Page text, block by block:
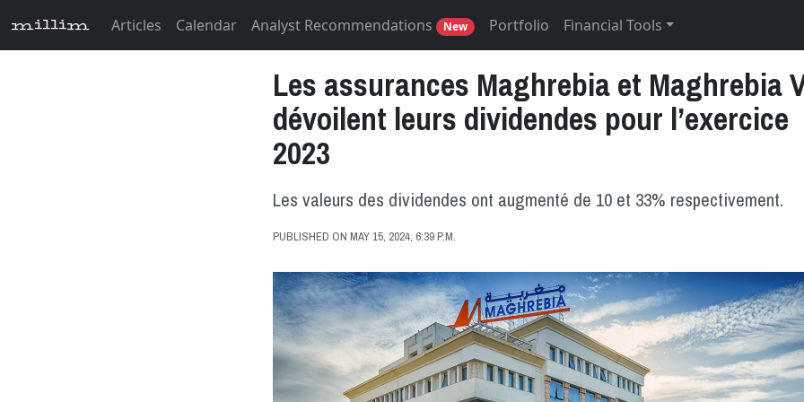
millim Articles Calendar Analyst Recommendations New Portfolio Financial Tools
Les assurances Maghrebia et Maghrebia
dévoilent leurs dividendes pour l’exercice
2023
Les valeurs des dividendes ont augmenté de 10 et 33% respectivement.
PUBLISHED ON MAY 15, 2024, 6:39 P.M.